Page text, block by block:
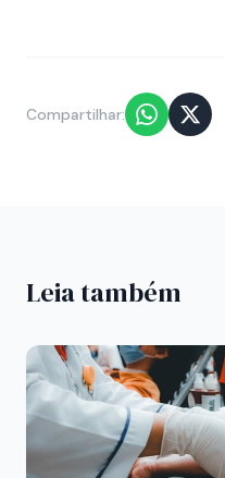
Compartilhar:
Leia também